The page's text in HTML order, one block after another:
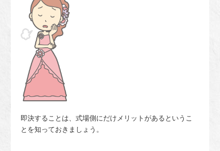
即決することは、式場側にだけメリットがあるというこ
とを知っておきましょう。